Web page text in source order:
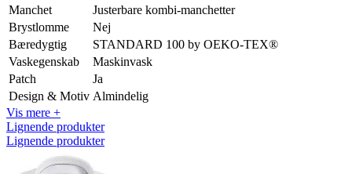
Manchet
Justerbare kombi-manchetter
Brystlomme
Nej
Bæredygtig
STANDARD 100 by OEKO-TEX®
Vaskegenskab
Maskinvask
Patch
Ja
Design & Motiv Almindelig
Vis mere +
Lignende produkter
Lignende produkter